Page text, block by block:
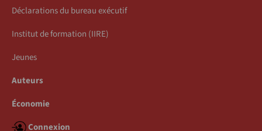
Déclarations du bureau exécutif
Institut de formation (IIRE)
Jeunes
Auteurs
Économie
Connexion